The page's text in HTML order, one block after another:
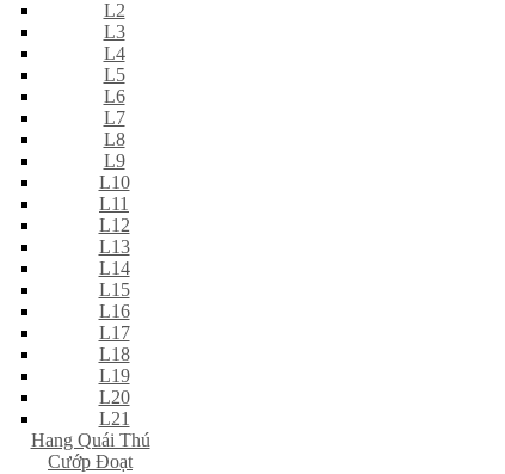
L2
L3
L4
L5
L6
L7
L8
L9
L10
L11
L12
L13
L14
L15
L16
L17
L18
L19
L20
L21
Hang Quái Thú
Cướp Đoạt